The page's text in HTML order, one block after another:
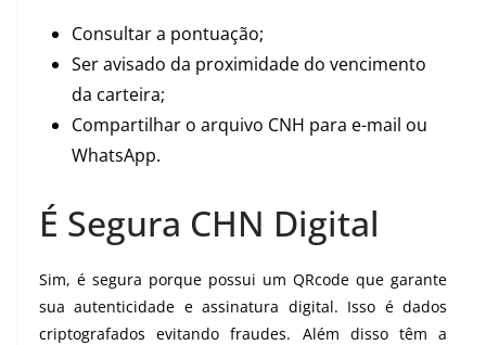
Consultar a pontuação;
Ser avisado da proximidade do vencimento
da carteira;
Compartilhar o arquivo CNH para e-mail ou
WhatsApp.
É Segura CHN Digital
Sim, é segura porque possui um QRcode que garante
sua autenticidade e assinatura digital. Isso é dados
criptografados evitando fraudes. Além disso têm a